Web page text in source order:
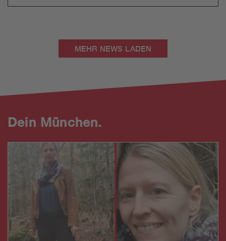
MEHR NEWS LADEN
Dein München.